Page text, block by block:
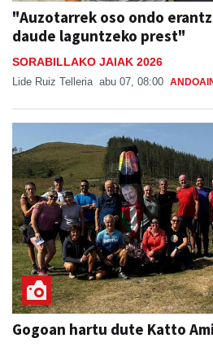
"Auzotarrek oso ondo
daude laguntzeko prest"
SORABILLAKO JAIAK 2026
Lide Ruiz Telleria abu 07, 08:00
Gogoan hartu dute Katto